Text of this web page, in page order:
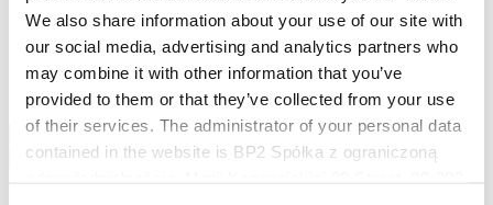
We also share information about your use of our site with
our social media, advertising and analytics partners who
may combine it with other information that you’ve
provided to them or that they’ve collected from your use
of their services. The administrator of your personal data
contained in the website is BP2 Spółka z ograniczoną
Rasti rangovą
Kur įsigyti?
BIM bibliotekos
Parsisiųsti
Kontaktai